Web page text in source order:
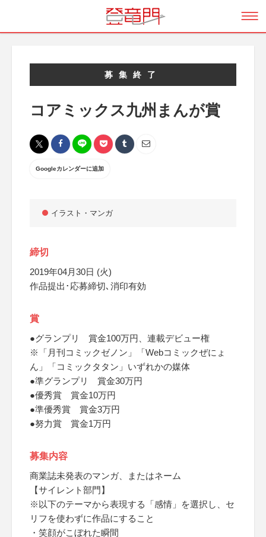
募集終了
コアミックス九州まんが賞
Googleカレンダーに追加
イラスト・マンガ
締切
2019年04月30日 (火)
作品提出･応募締切､消印有効
賞
●グランプリ 賞金100万円、連載デビュー権
※「月刊コミックゼノン」「Webコミックぜにょ
ん」「コミックタタン」いずれかの媒体
●準グランプリ 賞金30万円
●優秀賞 賞金10万円
●準優秀賞 賞金3万円
●努力賞 賞金1万円
募集内容
商業誌未発表のマンガ、またはネーム
【サイレント部門】
※以下のテーマから表現する「感情」を選択し、セ
リフを使わずに作品にすること
・笑顔がこぼれた瞬間